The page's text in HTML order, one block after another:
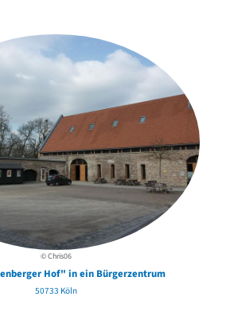
© Chris06
Hof" in ein Bürgerzentrum
50733 Köln